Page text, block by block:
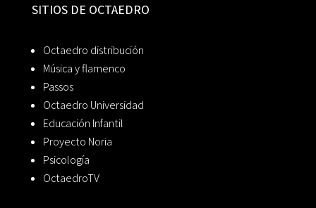
SITIOS DE OCTAEDRO
Octaedro distribución
Música y flamenco
Passos
Octaedro Universidad
Educación Infantil
Proyecto Noria
Psicología
OctaedroTV